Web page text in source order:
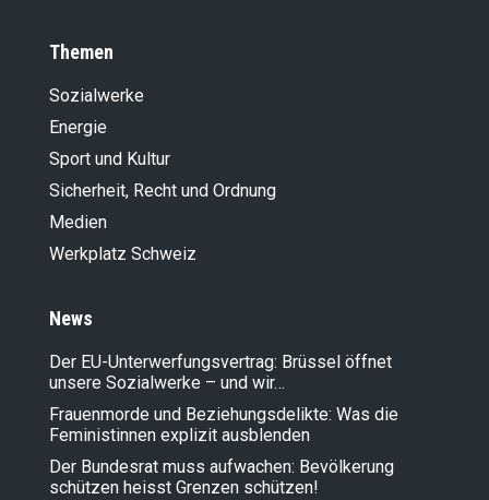
Themen
Sozialwerke
Energie
Sport und Kultur
Sicherheit, Recht und Ordnung
Medien
Werkplatz Schweiz
News
Der EU-Unterwerfungsvertrag: Brüssel öffnet
unsere Sozialwerke – und wir…
Frauenmorde und Beziehungsdelikte: Was die
Feministinnen explizit ausblenden
Der Bundesrat muss aufwachen: Bevölkerung
schützen heisst Grenzen schützen!